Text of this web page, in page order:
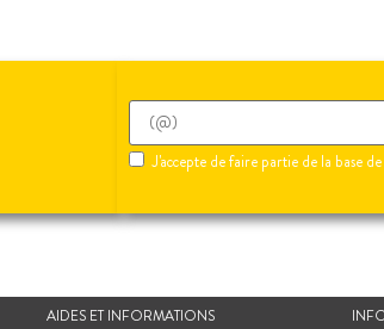
J'accepte de faire partie de la base
AIDES ET INFORMATIONS